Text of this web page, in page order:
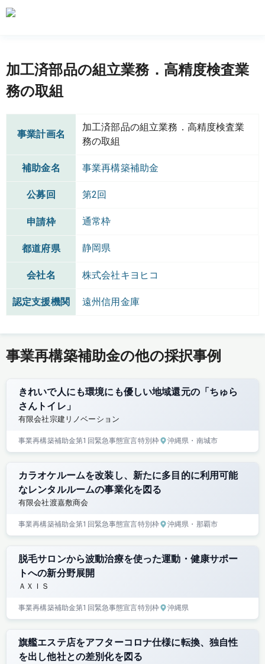
加工済部品の組立業務．高精度検査業
務の取組
事業計画名
加工済部品の組立業務．高精度検査業
務の取組
補助金名 事業再構築補助金
公募回 第2回
申請枠 通常枠
都道府県 静岡県
会社名 株式会社キヨヒコ
認定支援機関 遠州信用金庫
事業再構築補助金の他の採択事例
きれいで人にも環境にも優しい地域還元の「ちゅら
さんトイレ」
有限会社宗建リノベーション
事業再構築補助金第1回緊急事態宣言特別枠 沖縄県 ・南城市
カラオケルームを改装し、新たに多目的に利用可能
なレンタルルームの事業化を図る
有限会社渡嘉敷商会
事業再構築補助金第1回緊急事態宣言特別枠 沖縄県 ・那覇市
脱毛サロンから波動治療を使った運動・健康サポー
トへの新分野展開
ＡＸＩＳ
事業再構築補助金第1回緊急事態宣言特別枠 沖縄県
旗艦エステ店をアフターコロナ仕様に転換、独自性
を出し他社との差別化を図る